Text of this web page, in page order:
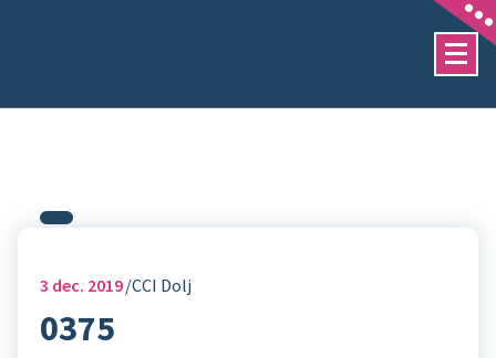
3 dec. 2019 CCI Dolj
0375